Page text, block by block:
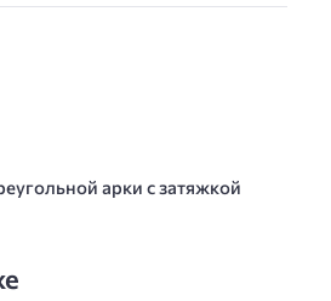
арки с затяжкой